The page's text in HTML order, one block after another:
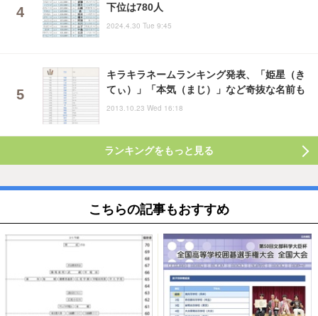
下位は780人
2024.4.30 Tue 9:45
キラキラネームランキング発表、「姫星（き
てぃ）」「本気（まじ）」など奇抜な名前も
2013.10.23 Wed 16:18
ランキングをもっと見る
こちらの記事もおすすめ